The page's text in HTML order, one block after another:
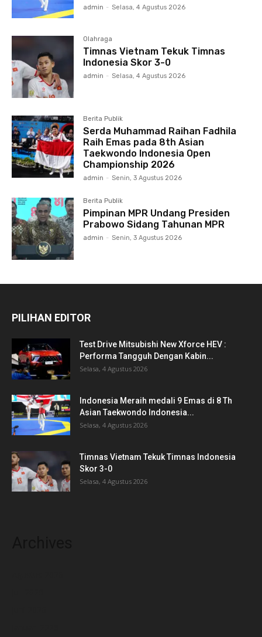
admin - Selasa, 4 Agustus 2026
Olahraga
Timnas Vietnam Tekuk Timnas
Indonesia Skor 3-0
admin - Selasa, 4 Agustus 2026
Berita Publik
Serda Muhammad Raihan Fadhila
Raih Emas pada 8th Asian
Taekwondo Indonesia Open
Championship 2026
admin - Senin, 3 Agustus 2026
Berita Publik
Pimpinan MPR Undang Presiden
Prabowo Sidang Tahunan MPR
admin - Senin, 3 Agustus 2026
PILIHAN EDITOR
Test Drive Mitsubishi New Xforce HEV :
Performa Tangguh Dengan Kabin...
Selasa, 4 Agustus 2026
Indonesia Meraih medali 9 Emas di 8 Th
Asian Taekwondo Indonesia...
Selasa, 4 Agustus 2026
Timnas Vietnam Tekuk Timnas Indonesia
Skor 3-0
Selasa, 4 Agustus 2026